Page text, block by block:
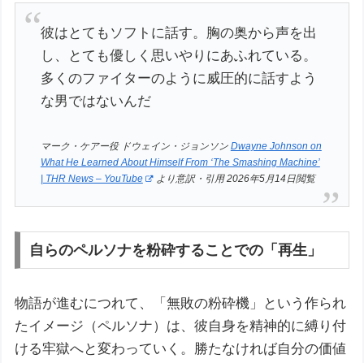
彼はとてもソフトに話す。胸の奥から声を出
し、とても優しく思いやりにあふれている。
多くのファイターのように威圧的に話すよう
な男ではないんだ
マーク・ケアー役 ドウェイン・ジョンソン Dwayne Johnson on
What He Learned About Himself From ‘The Smashing Machine’
| THR News – YouTube
より意訳・引用 2026年5月14日閲覧
自らのペルソナを粉砕することでの「再生」
物語が進むにつれて、「無敗の粉砕機」という作られ
たイメージ（ペルソナ）は、彼自身を精神的に縛り付
ける牢獄へと変わっていく。勝たなければ自分の価値